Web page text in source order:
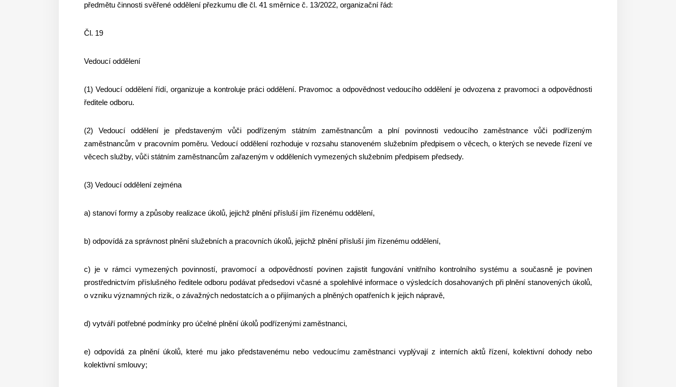
předmětu činnosti svěřené oddělení přezkumu dle čl. 41 směrnice č. 13/2022, organizační řád:
Čl. 19
Vedoucí oddělení
(1) Vedoucí oddělení řídí, organizuje a kontroluje práci oddělení. Pravomoc a odpovědnost vedoucího oddělení je odvozena z pravomoci a odpovědnosti
ředitele odboru.
(2) Vedoucí oddělení je představeným vůči podřízeným státním zaměstnancům a plní povinnosti vedoucího zaměstnance vůči podřízeným
zaměstnancům v pracovním poměru. Vedoucí oddělení rozhoduje v rozsahu stanoveném služebním předpisem o věcech, o kterých se nevede řízení ve
věcech služby, vůči státním zaměstnancům zařazeným v odděleních vymezených služebním předpisem předsedy.
(3) Vedoucí oddělení zejména
a) stanoví formy a způsoby realizace úkolů, jejichž plnění přísluší jím řízenému oddělení,
b) odpovídá za správnost plnění služebních a pracovních úkolů, jejichž plnění přísluší jím řízenému oddělení,
c) je v rámci vymezených povinností, pravomocí a odpovědností povinen zajistit fungování vnitřního kontrolního systému a současně je povinen
prostřednictvím příslušného ředitele odboru podávat předsedovi včasné a spolehlivé informace o výsledcích dosahovaných při plnění stanovených úkolů,
o vzniku významných rizik, o závažných nedostatcích a o přijímaných a plněných opatřeních k jejich nápravě,
d) vytváří potřebné podmínky pro účelné plnění úkolů podřízenými zaměstnanci,
e) odpovídá za plnění úkolů, které mu jako představenému nebo vedoucímu zaměstnanci vyplývají z interních aktů řízení, kolektivní dohody nebo
kolektivní smlouvy;